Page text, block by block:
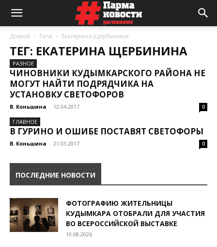
Домой Теги Екатерина Щербинина
ТЕГ: ЕКАТЕРИНА ЩЕРБИНИНА
РАЗНОЕ
ЧИНОВНИКИ КУДЫМКАРСКОГО РАЙОНА НЕ
МОГУТ НАЙТИ ПОДРЯДЧИКА НА
УСТАНОВКУ СВЕТОФОРОВ
В. Коньшина - 12.04.2017 0
ГЛАВНОЕ
В ГУРИНО И ОШИБЕ ПОСТАВЯТ СВЕТОФОРЫ
В. Коньшина - 21.03.2017 0
ПОСЛЕДНИЕ НОВОСТИ
ФОТОГРАФИЮ ЖИТЕЛЬНИЦЫ
КУДЫМКАРА ОТОБРАЛИ ДЛЯ УЧАСТИЯ
ВО ВСЕРОССИЙСКОЙ ВЫСТАВКЕ
10.08.2026